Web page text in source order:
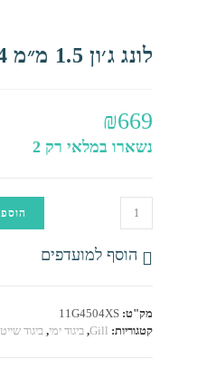
לונג ג׳ון 1.5 מ״מ 3/4 SpeedSkin
₪669
נשארו במלאי רק 2
כמות
ג׳ון
3/4
SpeedSkin
הוסף למועדפים
מק"ט: 11G4504XS
קטגוריות: Gill
, ביגוד ימי, ביגוד